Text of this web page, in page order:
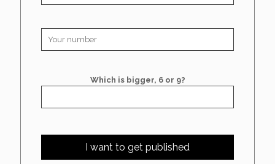
Which is bigger, 6 or 9?